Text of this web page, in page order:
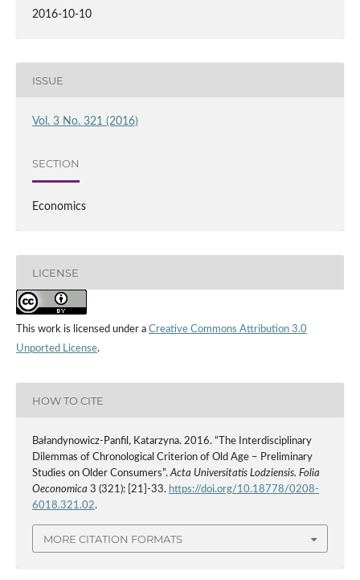
2016-10-10
ISSUE
Vol. 3 No. 321 (2016)
SECTION
Economics
LICENSE
This work is licensed under a Creative Commons Attribution 3.0
Unported License.
HOW TO CITE
Bałandynowicz-Panfil, Katarzyna. 2016. “The Interdisciplinary
Dilemmas of Chronological Criterion of Old Age – Preliminary
Studies on Older Consumers”.Acta Universitatis Lodziensis. Folia
Oeconomica 3 (321): [21]-33. https://doi.org/10.18778/0208-
6018.321.02.
MORE CITATION FORMATS